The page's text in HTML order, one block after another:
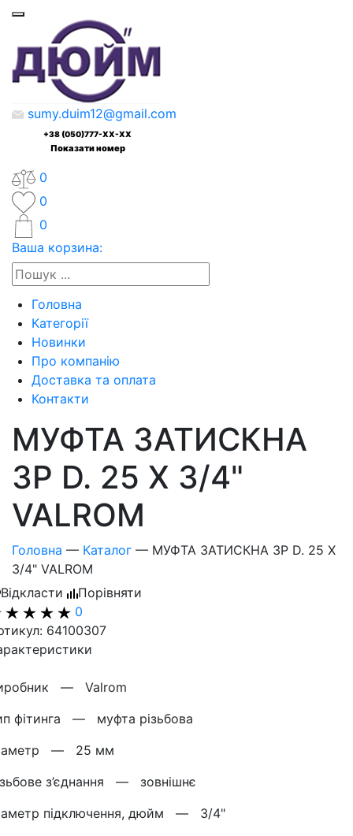
sumy.duim12@gmail.com
+38 (050)777-XX-XX
Показати номер
0
0
0
Ваша корзина:
Головна
Категорії
Новинки
Про компанію
Доставка та оплата
Контакти
МУФТА ЗАТИСКНА
ЗР D. 25 X 3/4"
VALROM
Головна — Каталог — МУФТА ЗАТИСКНА ЗР D. 25 X
3/4" VALROM
Відкласти
Порівняти
0
64100307
— Valrom
фітинга — муфта різьбова
— 25 мм
з’єднання — зовнішнє
підключення, дюйм — 3/4"